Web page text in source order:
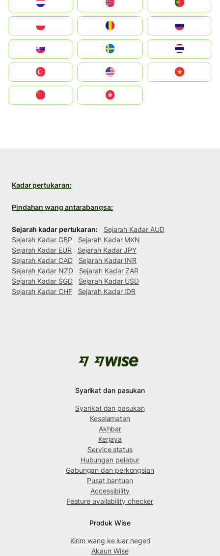
United States
中國香港特別行政區
Kadar pertukaran:
Pindahan wang antarabangsa:
Sejarah kadar pertukaran:
Sejarah Kadar AUD
Sejarah Kadar GBP
Sejarah Kadar MXN
Sejarah Kadar EUR
Sejarah Kadar JPY
Sejarah Kadar CAD
Sejarah Kadar INR
Sejarah Kadar NZD
Sejarah Kadar ZAR
Sejarah Kadar SGD
Sejarah Kadar USD
Sejarah Kadar CHF
Sejarah Kadar IDR
Syarikat dan pasukan
Syarikat dan pasukan
Keselamatan
Akhbar
Kerjaya
Service status
Hubungan pelabur
Gabungan dan perkongsian
Pusat bantuan
Accessibility
Feature availability checker
Produk Wise
Kirim wang ke luar negeri
Akaun Wise